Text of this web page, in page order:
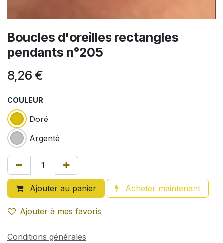
Boucles d'oreilles rectangles
pendants n°205
8,26 €
COULEUR
Doré
Argenté
Ajouter au panier Acheter maintenant
Ajouter à mes favoris
Conditions générales